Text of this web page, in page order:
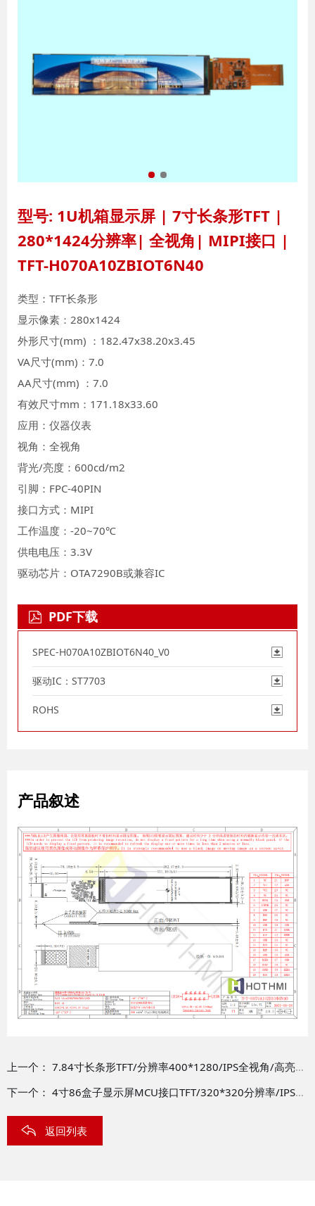
型号: 1U机箱显示屏 | 7寸长条形TFT |
280*1424分辨率| 全视角| MIPI接口 |
TFT-H070A10ZBIOT6N40
类型：TFT长条形
显示像素：280x1424
外形尺寸(mm) ：182.47x38.20x3.45
VA尺寸(mm)：7.0
AA尺寸(mm) ：7.0
有效尺寸mm：171.18x33.60
应用：仪器仪表
视角：全视角
背光/亮度：600cd/m2
引脚：FPC-40PIN
接口方式：MIPI
工作温度：-20~70℃
供电电压：3.3V
驱动芯片：OTA7290B或兼容IC
PDF下载
SPEC-H070A10ZBIOT6N40_V0
驱动IC：ST7703
ROHS
产品叙述
上一个： 7.84寸长条形TFT/分辨率400*1280/IPS全视角/高亮度/TFT-H078A1ZAISTN40
下一个： 4寸86盒子显示屏MCU接口TFT/320*320分辨率/IPS全视角/TFT-H040A12DHIIL4N40
返回列表